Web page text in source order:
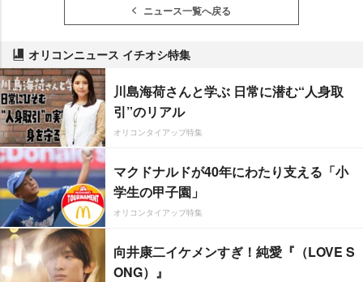
ニュース一覧へ戻る
オリコンニュース イチオシ特集
川島海荷さんと学ぶ 日常に潜む“人身取
引”のリアル
オリコンタイアップ特集
マクドナルドが40年にわたり支える「小
学生の甲子園」
オリコンタイアップ特集
向井康二イケメンすぎ！純愛『（LOVE S
ONG）』